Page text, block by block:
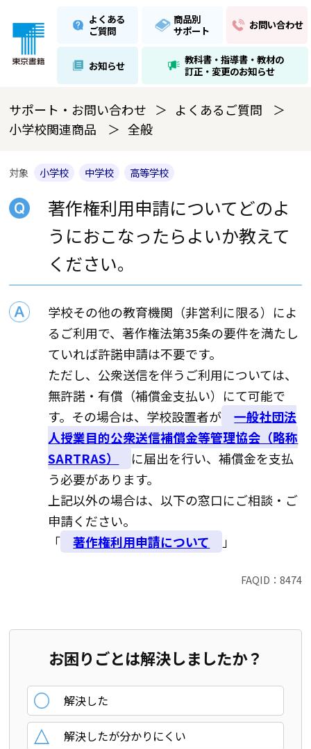
よくある
ご質問
商品別
サポート
お問い合わせ
お知らせ
教科書・指導書・教材の
訂正・変更のお知らせ
サポート・お問い合わせ
よくあるご質問
小学校関連商品
全般
対象 小学校 中学校 高等学校
著作権利用申請についてどのよ
うにおこなったらよいか教えて
ください。
学校その他の教育機関（非営利に限る）によ
るご利用で、著作権法第35条の要件を満たし
ていれば許諾申請は不要です。
ただし、公衆送信を伴うご利用については、
無許諾・有償（補償金支払い）にて可能で
す。その場合は、学校設置者が
一般社団法
人授業目的公衆送信補償金等管理協会（略称
SARTRAS）
に届出を行い、補償金を支払
う必要があります。
上記以外の場合は、以下の窓口にご相談・ご
申請ください。
「
著作権利用申請について 」
FAQID： 8474
お困りごとは解決しましたか？
解決した
解決したが分かりにくい